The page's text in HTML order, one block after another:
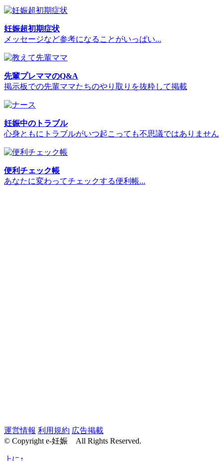
妊娠超初期症状
メッセージなど参考になることがいっぱい...
先輩プレママのQ&A
掲示板での先輩ママたちのやり取りを抜粋して掲載
妊娠中のトラブル
心身ともにトラブルがいつ起こっても不思議ではありません
便利チェック帳
あなたに変わってチェックする便利帳...
運営情報 利用規約 広告掲載
© Copyright e-妊娠 All Rights Reserved.
上に↑